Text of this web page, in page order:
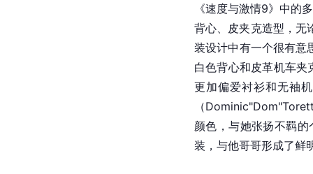
《速度与激情9》中
背心、皮夹克造型，无
装设计中有一个很有意
白色背心和皮革机车
更加偏爱衬衫和无袖
（
颜色，与她张扬不羁
装，与他哥哥形成了鲜